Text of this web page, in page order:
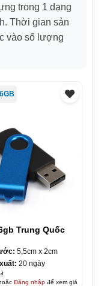
trong 1 dạng
. Thời gian sản
vào số lượng
Trung Quốc
5,5cm x 2cm
20 ngày
Đăng nhậpđể xem giá